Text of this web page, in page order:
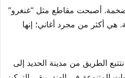
أصبحت مقاطع مثل “غنغرو”
هي أكثر من مجرد أغاني؛ إنها
الطريق من مدينة الحديد إلى